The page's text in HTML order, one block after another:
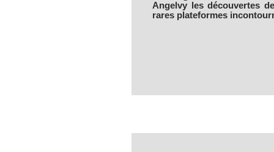
Angelvy les découvertes
rares plateformes